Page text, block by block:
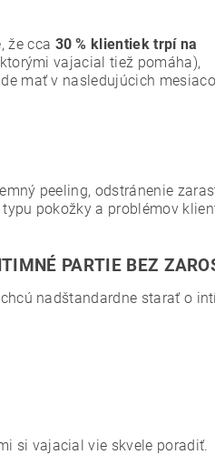
že cca 30 % klientiek trpí na
vajacial tiež pomáha),
mať v nasledujúcich
peeling, odstránenie
pokožky a problémov
PARTIE BEZ
nadštandardne starať o
si vajacial vie skvele poradiť.